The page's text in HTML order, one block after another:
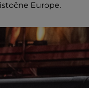
Europe.